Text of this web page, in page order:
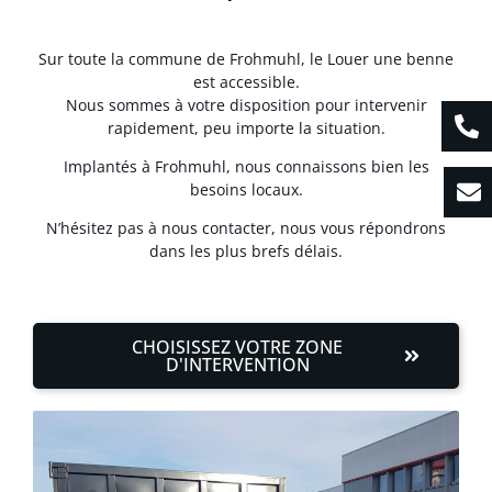
Sur toute la commune de Frohmuhl, le Louer une benne
est accessible.
Nous sommes à votre disposition pour intervenir
rapidement, peu importe la situation.
Implantés à Frohmuhl, nous connaissons bien les
besoins locaux.
N’hésitez pas à nous contacter, nous vous répondrons
dans les plus brefs délais.
CHOISISSEZ VOTRE ZONE
D'INTERVENTION